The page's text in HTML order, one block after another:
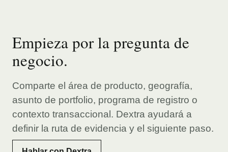
Empieza por la pregunta de
negocio.
Comparte el área de producto, geografía,
asunto de portfolio, programa de registro o
contexto transaccional. Dextra ayudará a
definir la ruta de evidencia y el siguiente paso.